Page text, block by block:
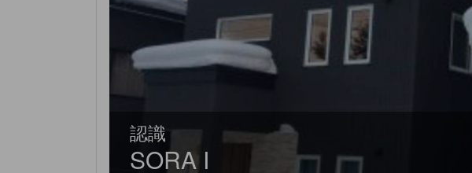
認識
SORA I